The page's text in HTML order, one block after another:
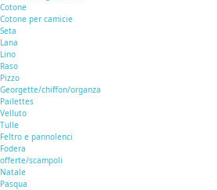
Cotone
Cotone per camicie
Seta
Lana
Lino
Raso
Pizzo
Georgette/chiffon/organza
Pailettes
Velluto
Tulle
Feltro e pannolenci
Fodera
offerte/scampoli
Natale
Pasqua